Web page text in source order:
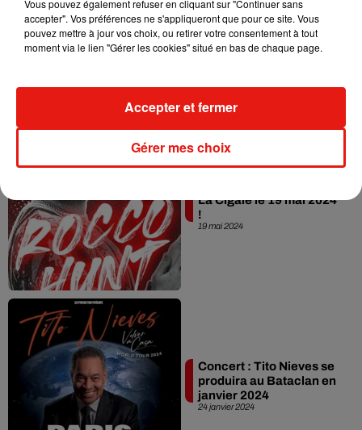
1er mars 2024
Festival Amor de Cuba :
trois jours de stages de
danse et de concerts
19 mai 2024
La Cigale le 19 mai 2024
!
24 janvier 2024
Concert : Tito Nieves se
produira au Bataclan en
janvier 2024
Vous pouvez également refuser en cliquant sur "Continuer sans
accepter". Vos préférences ne s'appliqueront que pour ce site. Vous
pouvez mettre à jour vos choix, ou retirer votre consentement à tout
moment via le lien "Gérer les cookies" situé en bas de chaque page.
Gérer mes choix
Accepter et fermer